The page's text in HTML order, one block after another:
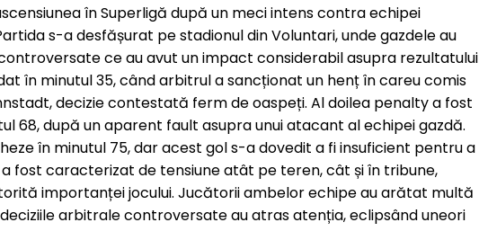
în Superligă după un meci intens contra echipei
s-a desfășurat pe stadionul din Voluntari, unde gazdele au
ce au avut un impact considerabil asupra rezultatului
în minutul 35, când arbitrul a sancționat un henț în careu comis
decizie contestată ferm de oaspeți. Al doilea penalty a fost
68, după un aparent fault asupra unui atacant al echipei gazdă.
în minutul 75, dar acest gol s-a dovedit a fi insuficient pentru a
fost caracterizat de tensiune atât pe teren, cât și în tribune,
importanței jocului. Jucătorii ambelor echipe au arătat multă
arbitrale controversate au atras atenția, eclipsând uneori